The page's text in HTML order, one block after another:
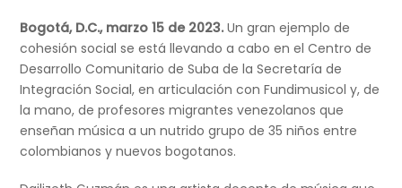
Bogotá, D.C., marzo 15 de 2023. Un gran ejemplo de
cohesión social se está llevando a cabo en el Centro de
Desarrollo Comunitario de Suba de la Secretaría de
Integración Social, en articulación con Fundimusicol y, de
la mano, de profesores migrantes venezolanos que
enseñan música a un nutrido grupo de 35 niños entre
colombianos y nuevos bogotanos.